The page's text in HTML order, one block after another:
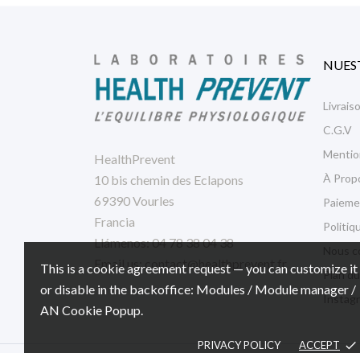
This is a cookie agreement request — you can customize it
or disable in the backoffice: Modules / Module manager /
AN Cookie Popup.
PRIVACY POLICY ACCEPT done
HealthPrevent
10 bis chemin des Eclapons
69390 Vourles
Francia
Llámenos:04 78 38 04 38
Email us:contact@healthprevent.fr
C.G.V
À
Nous
Plan